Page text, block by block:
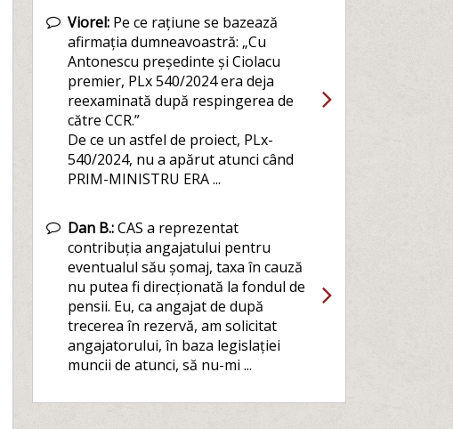
Viorel:Pe ce rațiune se bazează
afirmația dumneavoastră: „Cu
Antonescu președinte și Ciolacu
premier, PLx 540/2024 era deja
reexaminată după respingerea de
către CCR.”
De ce un astfel de proiect, PLx-
540/2024, nu a apărut atunci când
PRIM-MINISTRU ERA ...
Dan B.:CAS a reprezentat
contribuția angajatului pentru
eventualul său șomaj, taxa în cauză
nu putea fi direcționată la fondul de
pensii. Eu, ca angajat de după
trecerea în rezervă, am solicitat
angajatorului, în baza legislației
muncii de atunci, să nu-mi ...